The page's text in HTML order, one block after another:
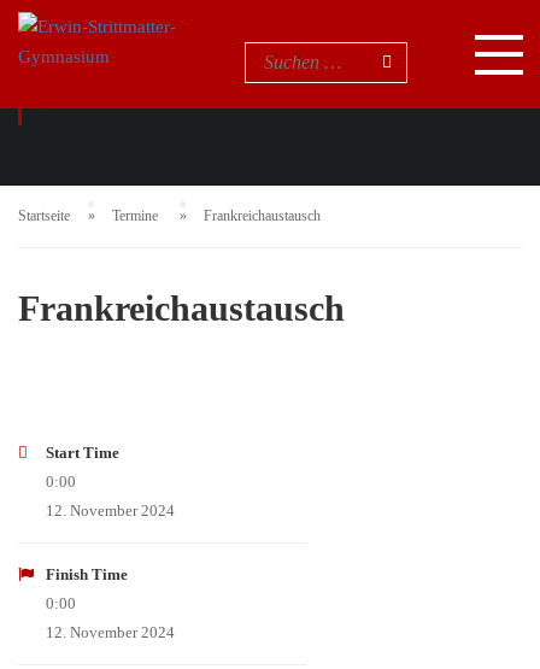
Startseite Termine Frankreichaustausch
Frankreichaustausch
Start Time
0:00
12. November 2024
Finish Time
0:00
12. November 2024